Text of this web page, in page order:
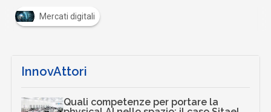
Mercati digitali
InnovAttori
Quali competenze per portare la